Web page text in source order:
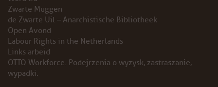
LINKS
LABOUR RIGHTS
FACEBOOK
INSTAGRAM
Zwarte Muggen
de Zwarte Uil – Anarchistische Bibliotheek
Open Avond
Labour Rights in the Netherlands
Links arbeid
OTTO Workforce. Podejrzenia o wyzysk, zastraszanie,
wypadki.